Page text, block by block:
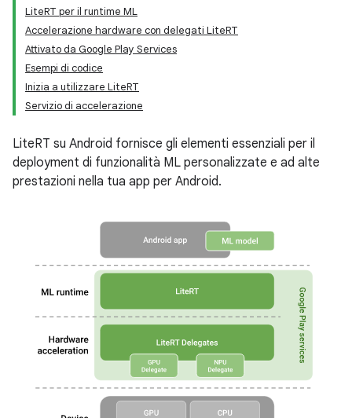
LiteRT per il runtime ML
Accelerazione hardware con delegati LiteRT
Attivato da Google Play Services
Esempi di codice
Inizia a utilizzare LiteRT
Servizio di accelerazione
LiteRT su Android fornisce gli elementi essenziali per il
deployment di funzionalità ML personalizzate e ad alte
prestazioni nella tua app per Android.